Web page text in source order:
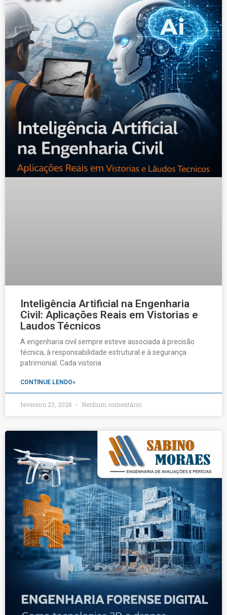
Inteligência Artificial na Engenharia
Civil: Aplicações Reais em Vistorias e
Laudos Técnicos
A engenharia civil sempre esteve associada à precisão
técnica, à responsabilidade estrutural e à segurança
patrimonial. Cada vistoria
CONTINUE LENDO»
fevereiro 23, 2026 Nenhum comentário